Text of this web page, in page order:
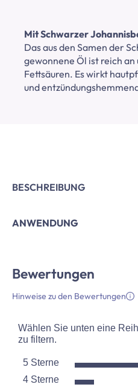
Mit Schwarzer
Das aus den Samen der
gewonnene Öl ist reich
Fettsäuren. Es wirkt
und
BESCHREIBUNG
ANWENDUNG
Bewertungen
Hinweise zu den Bewertungen
Wählen Sie unten eine
zu filtern.
5 Sterne Sterne
4 Sterne Sterne